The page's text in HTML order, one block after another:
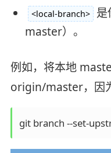
<local-branch>
是
master）。
例如，将本地
origin/master，因
git branch --set-